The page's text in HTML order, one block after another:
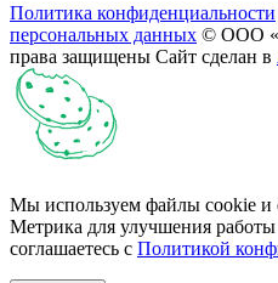
Политика конфиденциальности
персональных данных © ООО
права защищены Сайт сделан в
Мы используем файлы cookie и
Метрика для улучшения
соглашаетесь с Политикой